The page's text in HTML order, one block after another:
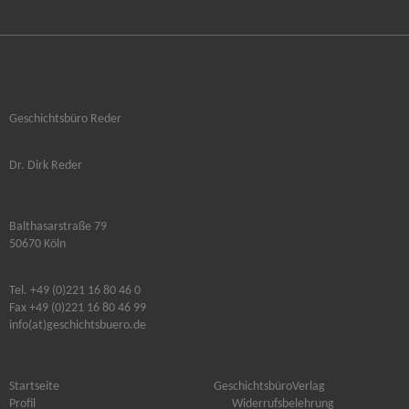
Geschichtsbüro Reder
Dr. Dirk Reder
Balthasarstraße 79
50670 Köln
Tel. +49 (0)221 16 80 46 0
Fax +49 (0)221 16 80 46 99
info(at)geschichtsbuero.de
Startseite
Profil
GeschichtsbüroVerlag
Widerrufsbelehrung